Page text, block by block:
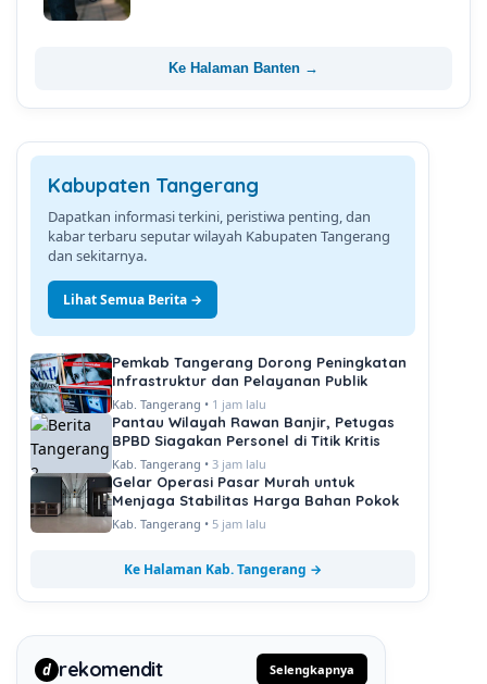
Ke Halaman Banten →
Kabupaten Tangerang
Dapatkan informasi terkini, peristiwa penting, dan
kabar terbaru seputar wilayah Kabupaten Tangerang
dan sekitarnya.
Lihat Semua Berita →
Pemkab Tangerang Dorong Peningkatan
Infrastruktur dan Pelayanan Publik
Kab. Tangerang • 1 jam lalu
Pantau Wilayah Rawan Banjir, Petugas
BPBD Siagakan Personel di Titik Kritis
Kab. Tangerang • 3 jam lalu
Gelar Operasi Pasar Murah untuk
Menjaga Stabilitas Harga Bahan Pokok
Kab. Tangerang • 5 jam lalu
Ke Halaman Kab. Tangerang →
d rekomendit Selengkapnya